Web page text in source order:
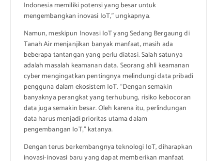
Indonesia memiliki potensi yang besar untuk
mengembangkan inovasi IoT,” ungkapnya.
Namun, meskipun Inovasi IoT yang Sedang Bergaung di
Tanah Air menjanjikan banyak manfaat, masih ada
beberapa tantangan yang perlu diatasi. Salah satunya
adalah masalah keamanan data. Seorang ahli keamanan
cyber mengingatkan pentingnya melindungi data pribadi
pengguna dalam ekosistem IoT. “Dengan semakin
banyaknya perangkat yang terhubung, risiko kebocoran
data juga semakin besar. Oleh karena itu, perlindungan
data harus menjadi prioritas utama dalam
pengembangan IoT,” katanya.
Dengan terus berkembangnya teknologi IoT, diharapkan
inovasi-inovasi baru yang dapat memberikan manfaat